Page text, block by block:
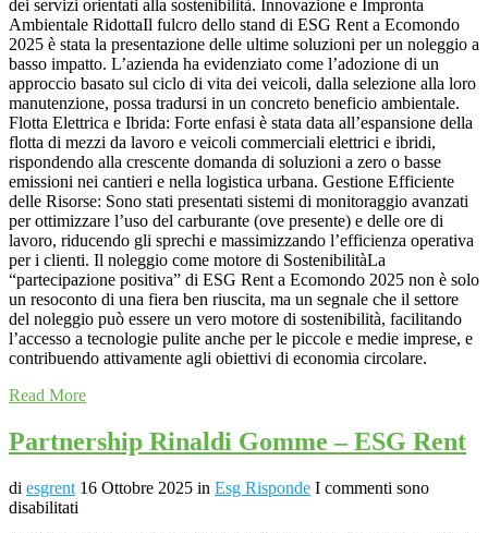
dei servizi orientati alla sostenibilità. Innovazione e Impronta
Ambientale RidottaIl fulcro dello stand di ESG Rent a Ecomondo
2025 è stata la presentazione delle ultime soluzioni per un noleggio a
basso impatto. L’azienda ha evidenziato come l’adozione di un
approccio basato sul ciclo di vita dei veicoli, dalla selezione alla loro
manutenzione, possa tradursi in un concreto beneficio ambientale.
Flotta Elettrica e Ibrida: Forte enfasi è stata data all’espansione della
flotta di mezzi da lavoro e veicoli commerciali elettrici e ibridi,
rispondendo alla crescente domanda di soluzioni a zero o basse
emissioni nei cantieri e nella logistica urbana. Gestione Efficiente
delle Risorse: Sono stati presentati sistemi di monitoraggio avanzati
per ottimizzare l’uso del carburante (ove presente) e delle ore di
lavoro, riducendo gli sprechi e massimizzando l’efficienza operativa
per i clienti. Il noleggio come motore di SostenibilitàLa
“partecipazione positiva” di ESG Rent a Ecomondo 2025 non è solo
un resoconto di una fiera ben riuscita, ma un segnale che il settore
del noleggio può essere un vero motore di sostenibilità, facilitando
l’accesso a tecnologie pulite anche per le piccole e medie imprese, e
contribuendo attivamente agli obiettivi di economia circolare.
Read More
Partnership Rinaldi Gomme – ESG Rent
di esgrent 16 Ottobre 2025 in Esg Risponde I commenti sono
disabilitati